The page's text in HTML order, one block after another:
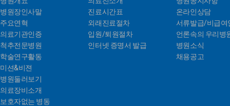
병원장인사말
주요연혁
의료기관인증
척추전문병원
학술연구활동
미션&비젼
병원둘러보기
의료장비소개
보호자없는 병동
진료시간표
외래진료절차
입원/퇴원절차
인터넷 증명서 발급
온라인상담
서류발급/비급여
언론속의 우리병
병원소식
채용공고